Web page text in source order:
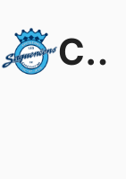
Chicoutimi Sagueneens